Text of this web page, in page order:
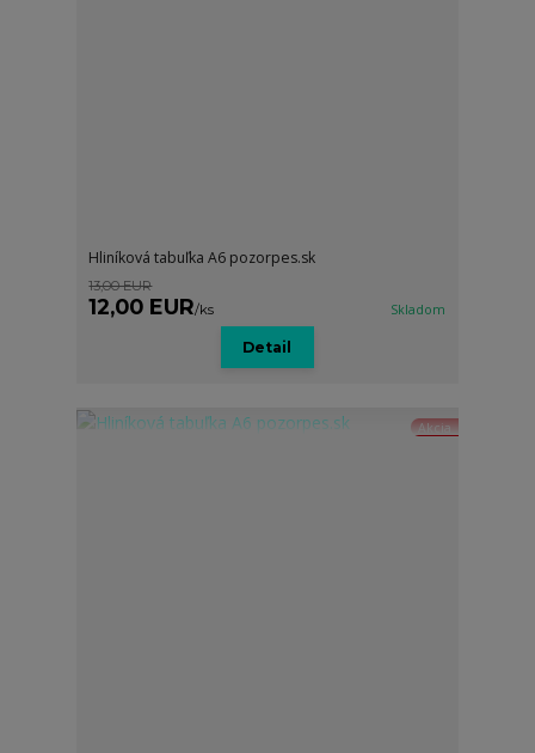
Hliníková tabuľka A6 pozorpes.sk
13,00 EUR
12,00 EUR/ks Skladom
Detail
Akcia